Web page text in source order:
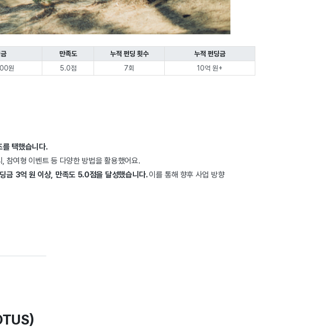
만족도 누적 펀딩 횟수
누적 펀딩금
원 5.0점 7회 10억 원+
를 택했습니다.
참여형 이벤트 등 다양한 방법을 활용했어요.
금 3억 원 이상, 만족도 5.0점을 달성했습니다.이를 통해 향후 사업 방향